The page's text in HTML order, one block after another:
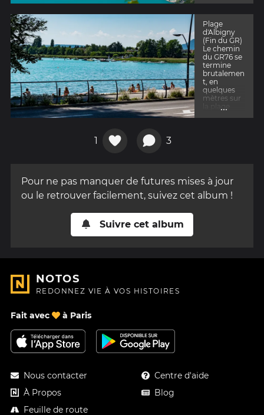
Annecy et
son lac.
c'est un
point de
vue unique.
Plage
d'Albigny
(Fin du GR)
Le chemin
du GR76 se
termine
brutalemen
t, en
quelques
mètres sur
...
1 3
Pour ne pas manquer de futures mises à jour
ou le retrouver facilement, suivez cet album !
Suivre cet album
NOTOS
REDONNEZ VIE À VOS HISTOIRES
Fait avec à Paris
Nous contacter
À Propos
Feuille de route
Centre d'aide
Blog